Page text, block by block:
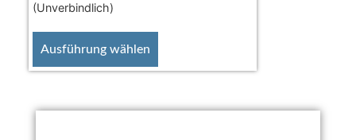
(Unverbindlich)
Ausführung wählen